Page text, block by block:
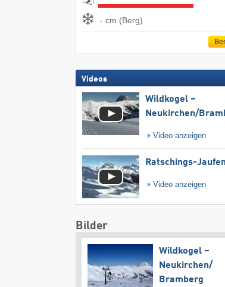
- cm (Berg)
Videos
Wildkogel –
Neukirchen/​
Video anzeigen
Ratschings-Jaufen
Video anzeigen
Bilder
Wildkogel –
Neukirchen/​
Bramberg